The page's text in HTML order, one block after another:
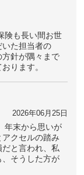
険も長い間お世
た担当者の
針が隅々まで
ります。
2026年06月25日
年末から思いが
クセルの踏み
と言われ、私
そうした方が